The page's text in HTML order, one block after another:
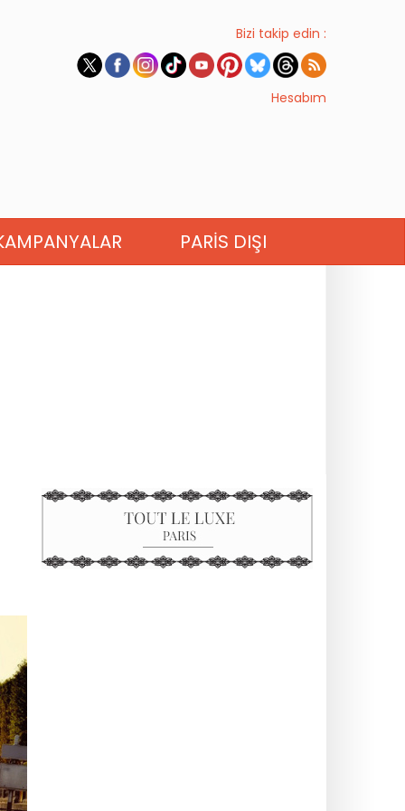
Bizi takip edin :
Hesabım
PARIS DIŞI